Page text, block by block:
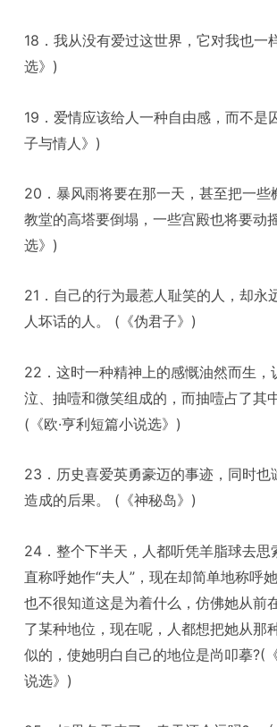
18．我从没有爱过这世界，它对我也一
选》)
19．爱情应该给人一种自由感，而不是
子与情人》)
20．暴风雨将要在那一天，甚至把一些
教堂的高塔要倒塌，一些宫殿也将要动
选》)
21．自己的行为最惹人耻笑的人，却永
人坏话的人。 (《伪君子》)
22．这时一种精神上的感慨油然而生，
泣、抽噎和微笑组成的，而抽噎占了其
(《欧·亨利短篇小说选》)
23．历史喜爱英勇豪迈的事迹，同时也
造成的后果。 (《神秘岛》)
24．整个下半天，人都听凭羊脂球去思
直称呼她作“夫人”，现在却简单地称呼
也不很知道这是为着什么，仿佛她从前
了某种地位，现在呢，人都想把她从那
似的，使她明白自己的地位是尚叩摹?(
说选》)